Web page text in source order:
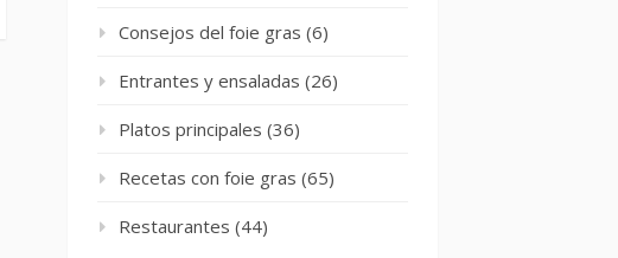
Consejos del foie gras (6)
Entrantes y ensaladas (26)
Platos principales (36)
Recetas con foie gras (65)
Restaurantes (44)